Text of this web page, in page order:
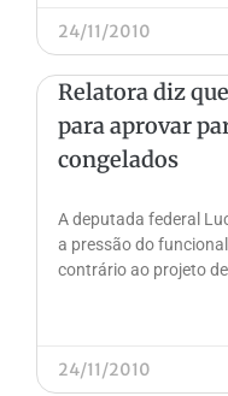
24/11/2010
Relatora diz
para aprovar
congelados
A deputada federal
a pressão do
contrário ao projeto
24/11/2010